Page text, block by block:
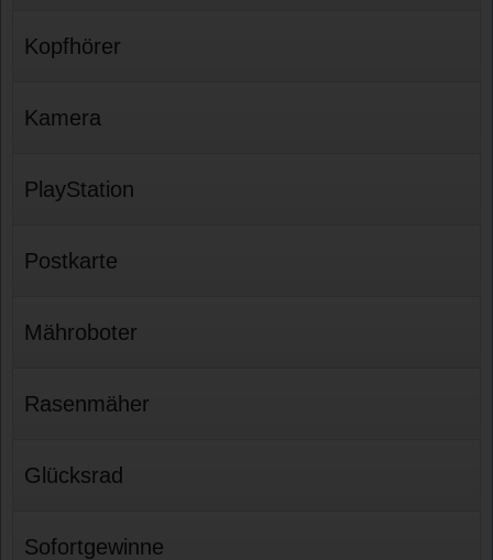
Kopfhörer
Kamera
PlayStation
Postkarte
Mähroboter
Rasenmäher
Glücksrad
Sofortgewinne